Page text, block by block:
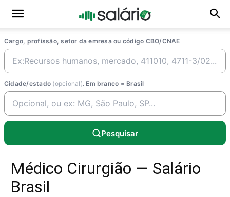
Cargo, profissão, setor da emresa ou código CBO/CNAE
Cidade/estado (opcional). Em branco = Brasil
Pesquisar
Médico Cirurgião — Salário
Brasil